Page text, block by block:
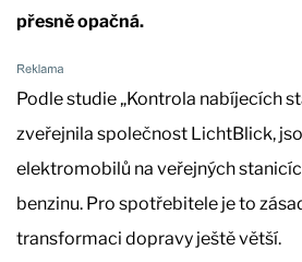
přesně opačná.
Podle studie „Kontrola nabíjecích
zveřejnila společnost LichtBlick,
elektromobilů na veřejných
benzinu. Pro spotřebitele je to
transformaci dopravy ještě větší.